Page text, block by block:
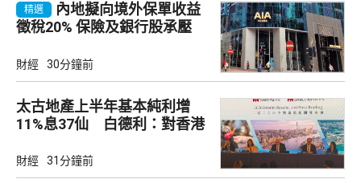
精選
內地擬向境外保單收益
徵稅20% 保險及銀行股承壓
財經 30分鐘前
太古地產上半年基本純利增
11%息37仙 白德利：對香港
財經 31分鐘前